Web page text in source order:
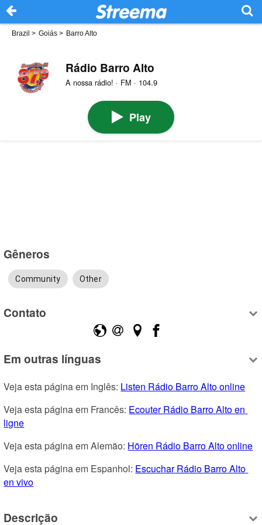
Brazil > Goiás > Barro Alto
Rádio Barro Alto
A nossa rádio! · FM · 104.9
Play
Gêneros
Community Other
Contato
Em outras línguas
Veja esta página em Inglês: Listen Rádio Barro Alto online
Veja esta página em Francês: Ecouter Rádio Barro Alto en
ligne
Veja esta página em Alemão: Hören Rádio Barro Alto online
Veja esta página em Espanhol: Escuchar Rádio Barro Alto
en vivo
Descrição